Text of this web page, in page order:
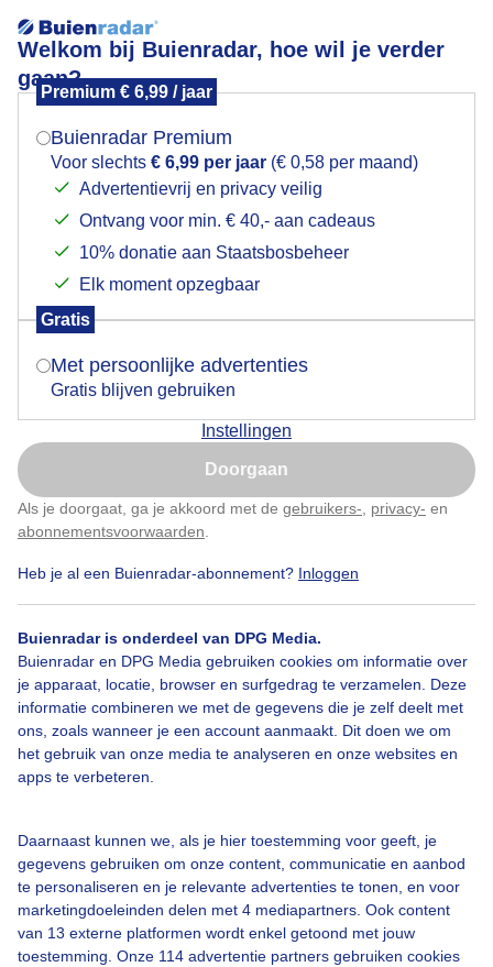
Welkom bij Buienradar, hoe wil je verder
gaan?
Premium € 6,99 / jaar
Buienradar Premium
Voor slechts € 6,99 per jaar (€ 0,58 per maand)
Advertentievrij en privacy veilig
Ontvang voor min. € 40,- aan cadeaus
10% donatie aan Staatsbosbeheer
Elk moment opzegbaar
Gratis
Met persoonlijke advertenties
Gratis blijven gebruiken
Instellingen
Doorgaan
Als je doorgaat, ga je akkoord met de gebruikers- privacy- en
abonnementsvoorwaarden
Heb je al een Buienradar-abonnement? Inloggen
Buienradar is onderdeel van DPG Media.
Buienradar en DPG Media gebruiken cookies om informatie over
je apparaat, locatie, browser en surfgedrag te verzamelen. Deze
informatie combineren we met de gegevens die je zelf deelt met
ons, zoals wanneer je een account aanmaakt. Dit doen we om
het gebruik van onze media te analyseren en onze websites en
apps te verbeteren.
Daarnaast kunnen we, als je hier toestemming voor geeft, je
gegevens gebruiken om onze content, communicatie en aanbod
te personaliseren en je relevante advertenties te tonen, en voor
marketingdoeleinden delen met 4 mediapartners. Ook content
van 13 externe platformen wordt enkel getoond met jouw
toestemming. Onze 114 advertentie partners gebruiken cookies
Dekje
Dekje voor de warmte voor het paard
Hitte
Bekijk slideshow
Een moment geduld aub...
Mogen we je locatie gebruiken voor het
Indien je hier nog geen akkoord op hebt gegeven,
verschijnt er zo een pop-up uit je browser waarin
Is goed, toon de popup
Nu niet, misschien later
Klik hierom dit aan te passen